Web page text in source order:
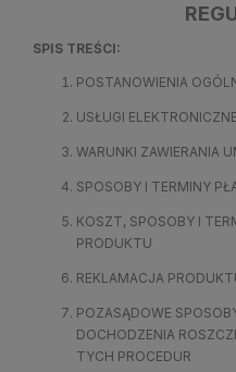
SPIS TREŚCI:
POSTANOWIENIA
USŁUGI
WARUNKI ZAWIERANIA
SPOSOBY I TERMINY
KOSZT, SPOSOBY I
PRODUKTU
REKLAMACJA
POZASĄDOWE
DOCHODZENIA
TYCH PROCEDUR